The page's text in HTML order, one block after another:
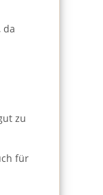
da
zu
für